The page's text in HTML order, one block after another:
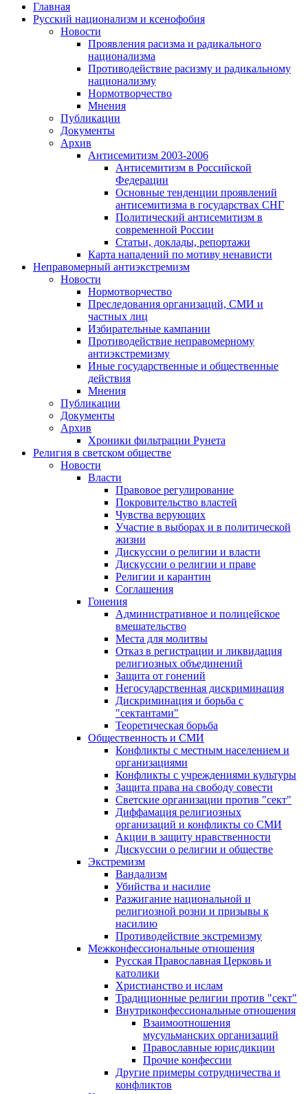
Главная
Русский национализм и ксенофобия
Новости
Проявления расизма и радикального
национализма
Противодействие расизму и радикальному
национализму
Нормотворчество
Мнения
Публикации
Документы
Архив
Антисемитизм 2003-2006
Антисемитизм в Российской
Федерации
Основные тенденции проявлений
антисемитизма в государствах СНГ
Политический антисемитизм в
современной России
Статьи, доклады, репортажи
Карта нападений по мотиву ненависти
Неправомерный антиэкстремизм
Новости
Нормотворчество
Преследования организаций, СМИ и
частных лиц
Избирательные кампании
Противодействие неправомерному
антиэкстремизму
Иные государственные и общественные
действия
Мнения
Публикации
Документы
Архив
Хроники фильтрации Рунета
Религия в светском обществе
Новости
Власти
Правовое регулирование
Покровительство властей
Чувства верующих
Участие в выборах и в политической
жизни
Дискуссии о религии и власти
Дискуссии о религии и праве
Религии и карантин
Соглашения
Гонения
Административное и полицейское
вмешательство
Места для молитвы
Отказ в регистрации и ликвидация
религиозных объединений
Защита от гонений
Негосударственная дискриминация
Дискриминация и борьба с
"сектантами"
Теоретическая борьба
Общественность и СМИ
Конфликты с местным населением и
организациями
Конфликты с учреждениями культуры
Защита права на свободу совести
Светские организации против "сект"
Диффамация религиозных
организаций и конфликты со СМИ
Акции в защиту нравственности
Дискуссии о религии и обществе
Экстремизм
Вандализм
Убийства и насилие
Разжигание национальной и
религиозной розни и призывы к
насилию
Противодействие экстремизму
Межконфессиональные отношения
Русская Православная Церковь и
католики
Христианство и ислам
Традиционные религии против "сект"
Внутриконфессиональные отношения
Взаимоотношения
мусульманских организаций
Православные юрисдикции
Прочие конфессии
Другие примеры сотрудничества и
конфликтов